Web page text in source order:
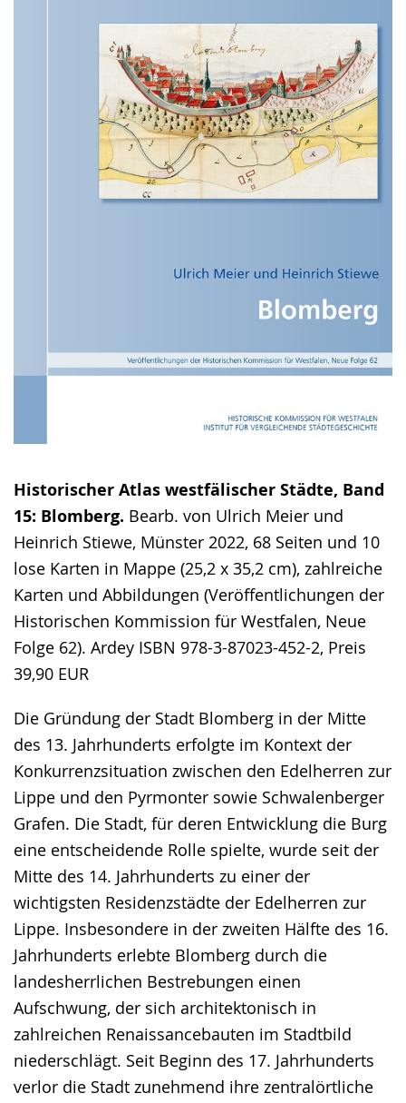
Historischer Atlas westfälischer Städte, Band
15: Blomberg. Bearb. von Ulrich Meier und
Heinrich Stiewe, Münster 2022, 68 Seiten und 10
lose Karten in Mappe (25,2 x 35,2 cm), zahlreiche
Karten und Abbildungen (Veröffentlichungen der
Historischen Kommission für Westfalen, Neue
Folge 62). Ardey ISBN 978-3-87023-452-2, Preis
39,90 EUR
Die Gründung der Stadt Blomberg in der Mitte
des 13. Jahrhunderts erfolgte im Kontext der
Konkurrenzsituation zwischen den Edelherren zur
Lippe und den Pyrmonter sowie Schwalenberger
Grafen. Die Stadt, für deren Entwicklung die Burg
eine entscheidende Rolle spielte, wurde seit der
Mitte des 14. Jahrhunderts zu einer der
wichtigsten Residenzstädte der Edelherren zur
Lippe. Insbesondere in der zweiten Hälfte des 16.
Jahrhunderts erlebte Blomberg durch die
landesherrlichen Bestrebungen einen
Aufschwung, der sich architektonisch in
zahlreichen Renaissancebauten im Stadtbild
niederschlägt. Seit Beginn des 17. Jahrhunderts
verlor die Stadt zunehmend ihre zentralörtliche